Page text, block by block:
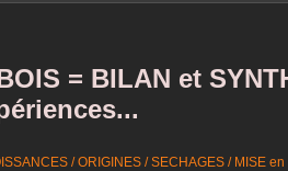
= BILAN et